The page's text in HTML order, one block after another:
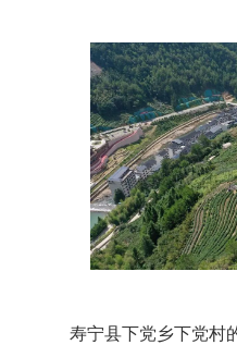
寿宁县下党乡下党村